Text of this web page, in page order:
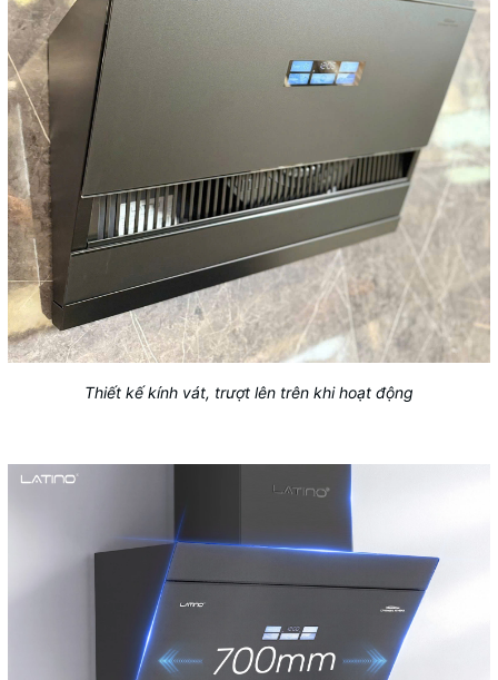
Thiết kế kính vát, trượt lên trên khi hoạt động